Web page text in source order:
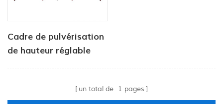
Cadre de pulvérisation
de hauteur réglable
un total de 1 pages